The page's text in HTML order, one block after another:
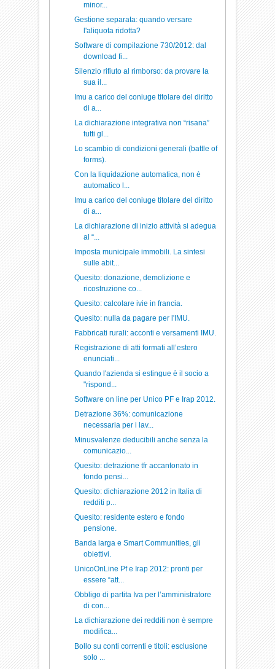
minor...
Gestione separata: quando versare
l'aliquota ridotta?
Software di compilazione 730/2012: dal
download fi...
Silenzio rifiuto al rimborso: da provare la
sua il...
Imu a carico del coniuge titolare del diritto
di a...
La dichiarazione integrativa non “risana”
tutti gl...
Lo scambio di condizioni generali (battle of
forms).
Con la liquidazione automatica, non è
automatico l...
Imu a carico del coniuge titolare del diritto
di a...
La dichiarazione di inizio attività si adegua
al “...
Imposta municipale immobili. La sintesi
sulle abit...
Quesito: donazione, demolizione e
ricostruzione co...
Quesito: calcolare ivie in francia.
Quesito: nulla da pagare per l'IMU.
Fabbricati rurali: acconti e versamenti IMU.
Registrazione di atti formati all’estero
enunciati...
Quando l'azienda si estingue è il socio a
"rispond...
Software on line per Unico PF e Irap 2012.
Detrazione 36%: comunicazione
necessaria per i lav...
Minusvalenze deducibili anche senza la
comunicazio...
Quesito: detrazione tfr accantonato in
fondo pensi...
Quesito: dichiarazione 2012 in Italia di
redditi p...
Quesito: residente estero e fondo
pensione.
Banda larga e Smart Communities, gli
obiettivi.
UnicoOnLine Pf e Irap 2012: pronti per
essere “att...
Obbligo di partita Iva per l’amministratore
di con...
La dichiarazione dei redditi non è sempre
modifica...
Bollo su conti correnti e titoli: esclusione
solo ...